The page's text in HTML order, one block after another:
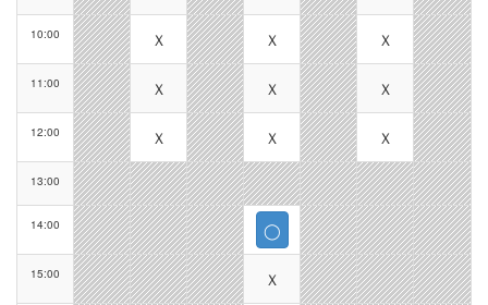
10:00 Ｘ Ｘ Ｘ
11:00 Ｘ Ｘ Ｘ
12:00 Ｘ Ｘ Ｘ
13:00
14:00 ◯
15:00 Ｘ